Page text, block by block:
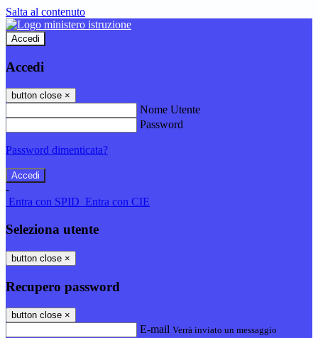
Salta al contenuto
Accedi
Accedi
button close ×
Nome Utente
Password
Password dimenticata?
-
Entra con SPID Entra con CIE
Seleziona utente
button close ×
Recupero password
button close ×
E-mail Verrà inviato un messaggio